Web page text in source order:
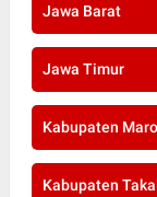
Jawa Barat
Jawa Timur
Kabupaten
Kabupaten